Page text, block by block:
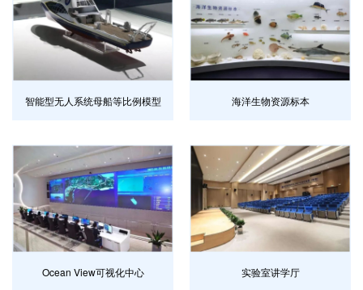
智能型无人系统母船等比例模型 海洋生物资源标本
Ocean View可视化中心 实验室讲学厅